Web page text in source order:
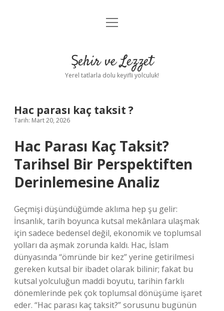
Anasayfa
Yasal Uyarı
menüyü
Şehir ve Lezzet
Yerel tatlarla dolu keyifli yolculuk!
Hac parası kaç taksit ?
Tarih: Mart 20, 2026
Hac Parası Kaç Taksit?
Tarihsel Bir Perspektiften
Derinlemesine Analiz
Geçmişi düşündüğümde aklıma hep şu gelir:
İnsanlık, tarih boyunca kutsal mekânlara ulaşmak
için sadece bedensel değil, ekonomik ve toplumsal
yolları da aşmak zorunda kaldı. Hac, İslam
dünyasında “ömründe bir kez” yerine getirilmesi
gereken kutsal bir ibadet olarak bilinir; fakat bu
kutsal yolculuğun maddi boyutu, tarihin farklı
dönemlerinde pek çok toplumsal dönüşüme işaret
eder. “Hac parası kaç taksit?” sorusunu bugünün